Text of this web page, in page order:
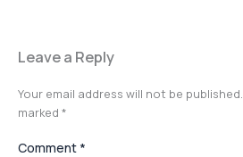
Leave a Reply
Your email address will not be published.
marked *
Comment *